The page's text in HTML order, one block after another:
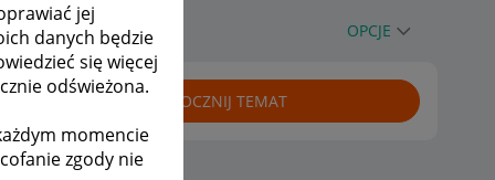
jej
danych będzie
się więcej
odświeżona.
momencie
zgody nie
OPCJE
ROZPOCZNIJ TEMAT